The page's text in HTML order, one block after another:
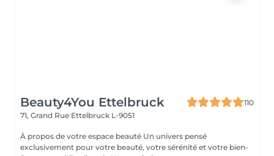
Beauty4You Ettelbruck
110
71, Grand Rue Ettelbruck L-9051
À propos de votre espace beauté Un univers pensé
exclusivement pour votre beauté, votre sérénité et votre bien-